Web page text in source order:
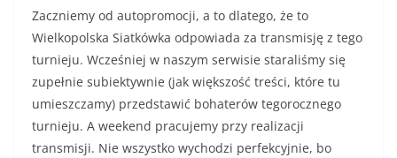
Zaczniemy od autopromocji, a to dlatego, że to
Wielkopolska Siatkówka odpowiada za transmisję z tego
turnieju. Wcześniej w naszym serwisie staraliśmy się
zupełnie subiektywnie (jak większość treści, które tu
umieszczamy) przedstawić bohaterów tegorocznego
turnieju. A weekend pracujemy przy realizacji
transmisji. Nie wszystko wychodzi perfekcyjnie, bo